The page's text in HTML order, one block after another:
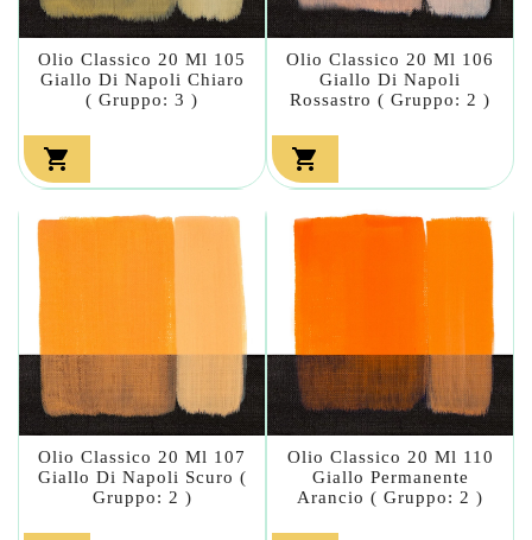
Olio Classico 20 Ml 105
Giallo Di Napoli Chiaro
( Gruppo: 3 )

Olio Classico 20 Ml 106
Giallo Di Napoli
Rossastro ( Gruppo: 2 )

Olio Classico 20 Ml 107
Giallo Di Napoli Scuro (
Gruppo: 2 )
Olio Classico 20 Ml 110
Giallo Permanente
Arancio ( Gruppo: 2 )